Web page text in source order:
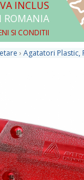
INCLUS
ROMANIA
SI CONDITII
› Agatatori Plastic,